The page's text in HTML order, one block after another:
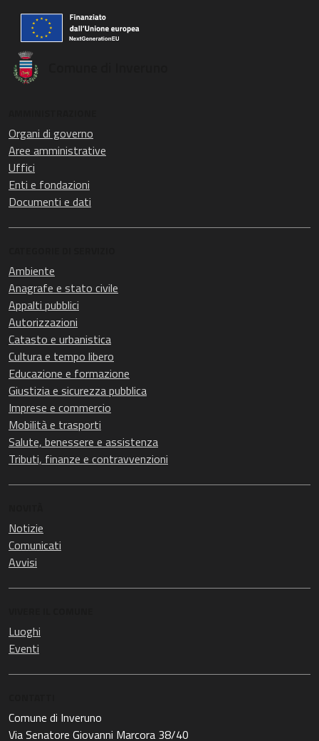
Organi di governo
Aree amministrative
Uffici
Enti e fondazioni
Documenti e dati
Ambiente
Anagrafe e stato civile
Appalti pubblici
Autorizzazioni
Catasto e urbanistica
Cultura e tempo libero
Educazione e formazione
Giustizia e sicurezza pubblica
Imprese e commercio
Mobilità e trasporti
Salute, benessere e assistenza
Tributi, finanze e contravvenzioni
Notizie
Comunicati
Avvisi
Luoghi
Eventi
Comune di Inveruno
Via Senatore Giovanni Marcora 38/40